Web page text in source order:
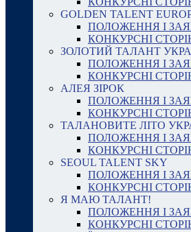
GOLDEN TALENT
ПОЛОЖЕННЯ І
КОНКУРСНІ
ЗОЛОТИЙ ТАЛАНТ
ПОЛОЖЕННЯ І
КОНКУРСНІ
АЛЕЯ ЗІРОК
ПОЛОЖЕННЯ І
КОНКУРСНІ
ТАЛАНОВИТЕ ЛІТО
ПОЛОЖЕННЯ І
КОНКУРСНІ
SEOUL TALENT SKY
ПОЛОЖЕННЯ І
КОНКУРСНІ
Я МАЮ ТАЛАНТ!
ПОЛОЖЕННЯ І
КОНКУРСНІ